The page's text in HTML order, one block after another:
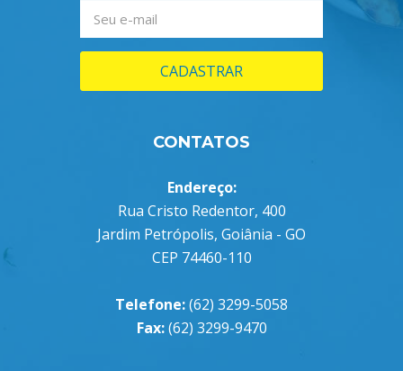
CADASTRAR
CONTATOS
Endereço:
Rua Cristo Redentor, 400
Jardim Petrópolis, Goiânia - GO
CEP 74460-110
Telefone:(62) 3299-5058
Fax: (62) 3299-9470